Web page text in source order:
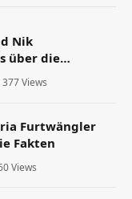
Nik
über die
danach
377Views
Furtwängler
Fakten
Views